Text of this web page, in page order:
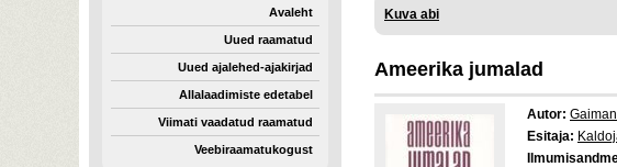
Avaleht
Uued raamatud
Uued ajalehed-ajakirjad
Allalaadimiste edetabel
Viimati vaadatud raamatud
Veebiraamatukogust
Kuva abi
Ameerika jumalad
Autor:
Esitaja: